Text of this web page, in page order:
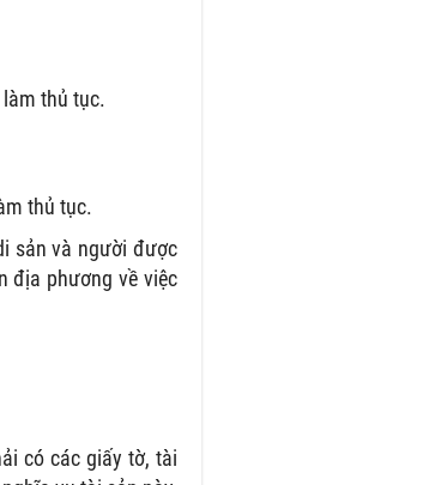
thủ tục.
thủ tục.
sản và người được
địa phương về việc
có các giấy tờ, tài